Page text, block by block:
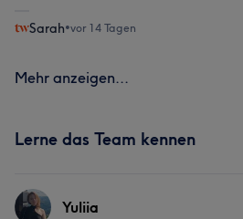
Sarah•vor 14 Tagen
Mehr anzeigen...
Lerne das Team kennen
Yuliia